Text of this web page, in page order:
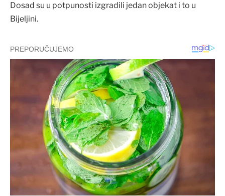
Dosad su u potpunosti izgradili jedan objekat i to u
Bijeljini.